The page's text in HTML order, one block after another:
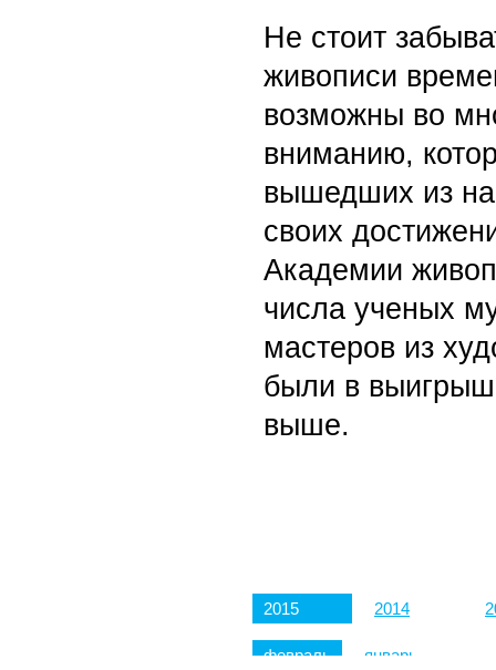
Не стоит
живописи
возможны во
вниманию,
вышедших из
своих
Академии
числа ученых
мастеров из
были в
выше.
2015
февраль январь
2014